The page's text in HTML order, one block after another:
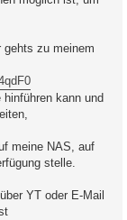
gehts zu meinem
kann und
meine NAS, auf
stelle.
YT oder E-Mail